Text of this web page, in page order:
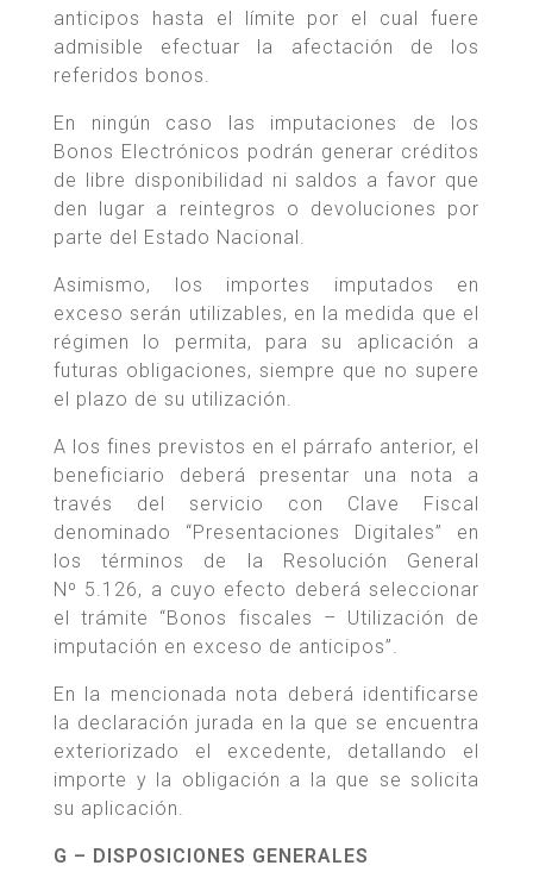
anticipos hasta el límite por el cual fuere
admisible efectuar la afectación de los
referidos bonos.
En ningún caso las imputaciones de los
Bonos Electrónicos podrán generar créditos
de libre disponibilidad ni saldos a favor que
den lugar a reintegros o devoluciones por
parte del Estado Nacional.
Asimismo, los importes imputados en
exceso serán utilizables, en la medida que el
régimen lo permita, para su aplicación a
futuras obligaciones, siempre que no supere
el plazo de su utilización.
A los fines previstos en el párrafo anterior, el
beneficiario deberá presentar una nota a
través del servicio con Clave Fiscal
denominado “Presentaciones Digitales” en
los términos de la Resolución General
Nº 5.126, a cuyo efecto deberá seleccionar
el trámite “Bonos fiscales – Utilización de
imputación en exceso de anticipos”.
En la mencionada nota deberá identificarse
la declaración jurada en la que se encuentra
exteriorizado el excedente, detallando el
importe y la obligación a la que se solicita
su aplicación.
G – DISPOSICIONES GENERALES